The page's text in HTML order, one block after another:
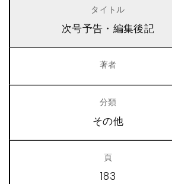
次号予告・編集後記
その他
183